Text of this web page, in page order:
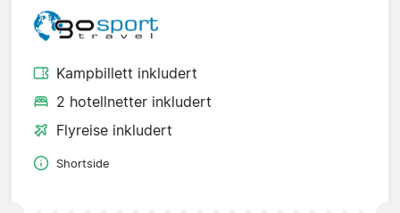
Kampbillett inkludert
2 hotellnetter inkludert
Flyreise inkludert
Shortside